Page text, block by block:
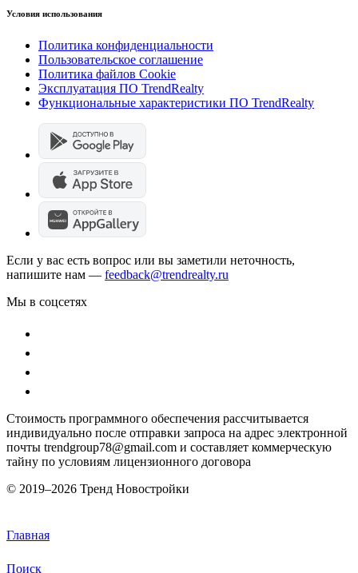
Условия использования
Политика конфиденциальности
Пользовательское соглашение
Политика файлов Cookie
Эксплуатация ПО TrendRealty
Функциональные характеристики ПО TrendRealty
Если у вас есть вопрос или вы заметили неточность,
напишите нам — feedback@trendrealty.ru
Мы в соцсетях
Стоимость программного обеспечения рассчитывается
индивидуально после отправки запроса на адрес электронной
почты trendgroup78@gmail.com и составляет коммерческую
тайну по условиям лицензионного договора
© 2019–2026 Тренд Новостройки
Главная
Поиск